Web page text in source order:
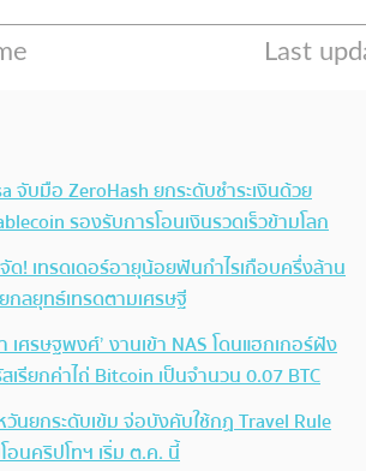
จับมือ ZeroHash ยกระดับชำระเงินด้วย
รองรับการโอนเงินรวดเร็วข้ามโลก
ด! เทรดเดอร์อายุน้อยฟันกำไรเกือบครึ่งล้าน
กลยุทธ์เทรดตามเศรษฐี
า เศรษฐพงศ์’ งานเข้า NAS โดนแฮกเกอร์ฝัง
สเรียกค่าไถ่ Bitcoin เป็นจำนวน 0.07 BTC
วันยกระดับเข้ม จ่อบังคับใช้กฏ Travel Rule
อนคริปโทฯ เริ่ม ต.ค. นี้